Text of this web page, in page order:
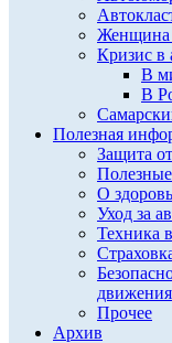
Женщина
Кризис в
В
В
Полезная
Защита
О
Уход за
Техника
движения
Прочее
Архив